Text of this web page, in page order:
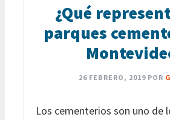
¿Qué
parques
26 FEBRERO, 2019 POR
Los cementerios son uno de